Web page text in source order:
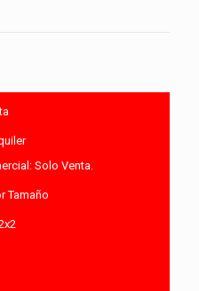
Solo Venta.
Tamaño